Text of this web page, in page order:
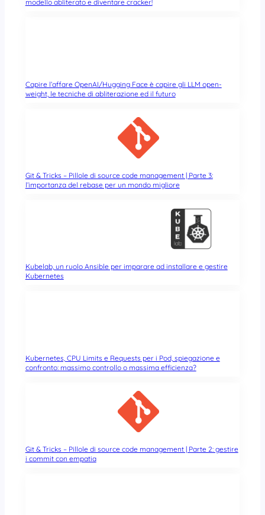
modello abliterato e diventare cracker!
Capire l’affare OpenAI/Hugging Face è capire gli LLM open-
weight, le tecniche di abliterazione ed il futuro
Git & Tricks – Pillole di source code management | Parte 3:
l’importanza del rebase per un mondo migliore
Kubelab, un ruolo Ansible per imparare ad installare e gestire
Kubernetes
Kubernetes, CPU Limits e Requests per i Pod, spiegazione e
confronto: massimo controllo o massima efficienza?
Git & Tricks – Pillole di source code management | Parte 2: gestire
i commit con empatia